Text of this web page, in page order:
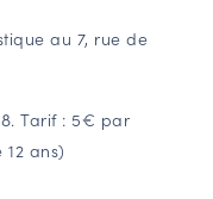
au 7, rue de
Tarif : 5€ par
ans)